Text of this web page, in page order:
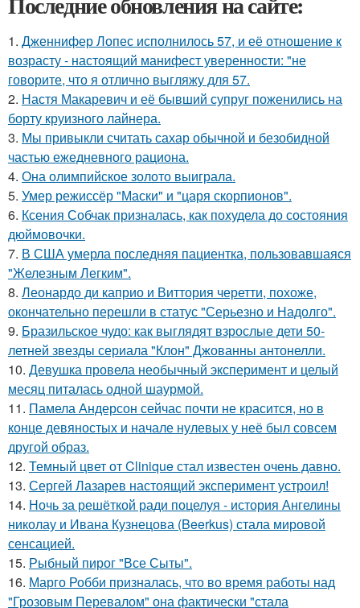
1. Дженнифер Лопес исполнилось 57, и её отношение к
возрасту - настоящий манифест уверенности: "не
говорите, что я отлично выгляжу для 57.
2. Настя Макаревич и её бывший супруг поженились на
борту круизного лайнера.
3. Мы привыкли считать сахар обычной и безобидной
частью ежедневного рациона.
4. Она олимпийское золото выиграла.
5. Умер режиссёр "Маски" и "царя скорпионов".
6. Ксения Собчак призналась, как похудела до состояния
дюймовочки.
7. В США умерла последняя пациентка, пользовавшаяся
"Железным Легким".
8. Леонардо ди каприо и Виттория черетти, похоже,
окончательно перешли в статус "Серьезно и Надолго".
9. Бразильское чудо: как выглядят взрослые дети 50-
летней звезды сериала "Клон" Джованны антонелли.
10. Девушка провела необычный эксперимент и целый
месяц питалась одной шаурмой.
11. Памела Андерсон сейчас почти не красится, но в
конце девяностых и начале нулевых у неё был совсем
другой образ.
12. Темный цвет от Clinique стал известен очень давно.
13. Сергей Лазарев настоящий эксперимент устроил!
14. Ночь за решёткой ради поцелуя - история Ангелины
николау и Ивана Кузнецова (Beerkus) стала мировой
сенсацией.
15. Рыбный пирог "Все Сыты".
16. Марго Робби призналась, что во время работы над
"Грозовым Перевалом" она фактически "стала